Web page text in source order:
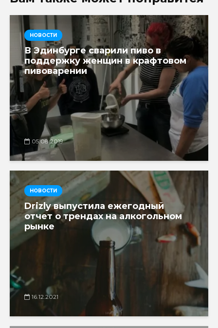
НОВОСТИ
В Эдинбурге сварили пиво в
поддержку женщин в крафтовом
пивоварении
05.08.2019
НОВОСТИ
Drizly выпустила ежегодный
отчет о трендах на алкогольном
рынке
16.12.2021